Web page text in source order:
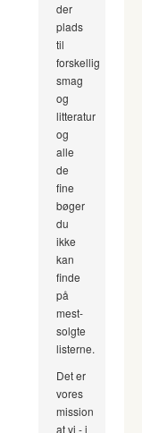
der
plads
til
forskellig
smag
og
litteratur
og
alle
de
fine
bøger
du
ikke
kan
finde
på
mest-
solgte
listerne.
Det er
vores
mission
at vi - i